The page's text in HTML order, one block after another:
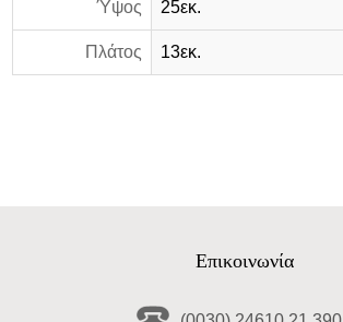
Ύψος 25εκ.
Πλάτος 13εκ.
Επικοινωνία